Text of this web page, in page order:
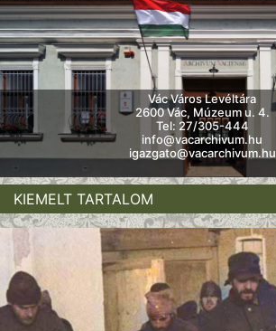
Vác Város Levéltára
2600 Vác, Múzeum u. 4.
Tel: 27/305-444
info@vacarchivum.hu
igazgato@vacarchivum.hu
KIEMELT TARTALOM